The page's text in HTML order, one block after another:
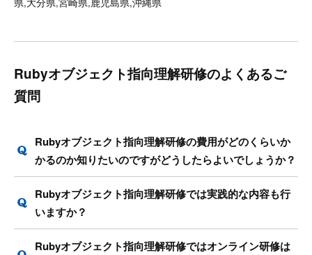
Rubyオブジェクト指向理解研修のよくあるご
質問
Rubyオブジェクト指向理解研修の費用がどのくらいか
かるのか知りたいのですがどうしたらよいでしょうか？
Rubyオブジェクト指向理解研修では実践的な内容も行
いますか？
Rubyオブジェクト指向理解研修ではオンライン研修は